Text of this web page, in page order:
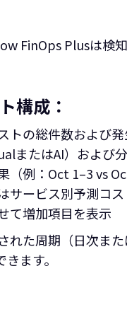
FinOps Plusは検
構成：
トの総件数および
またはAI）および
（例：Oct 1–3 vs
サービス別予測コ
て増加項目を表示
れた周期（日次ま
ます。